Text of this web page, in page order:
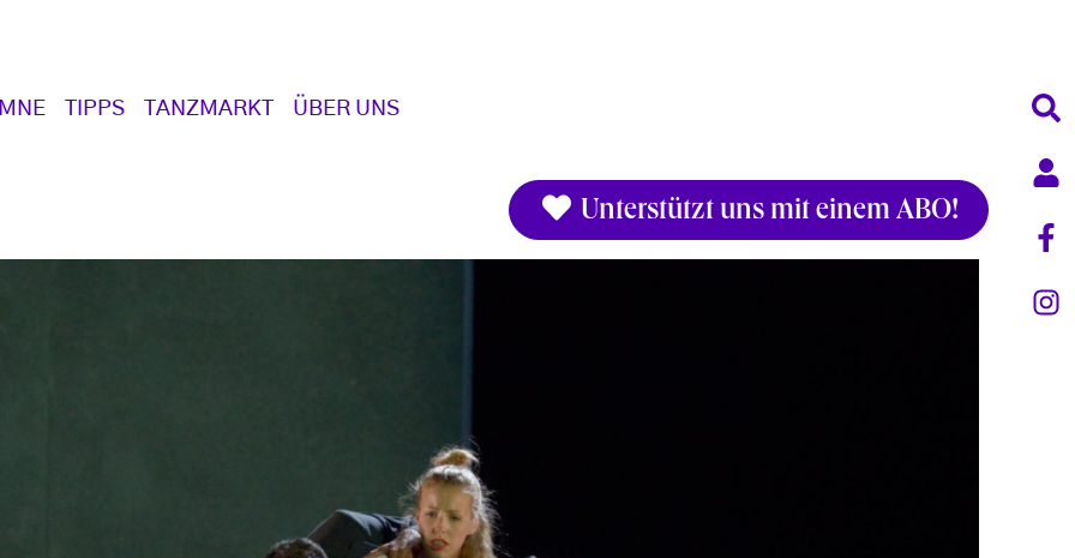
TIPPS TANZMARKT ÜBER UNS
Unterstützt uns mit einem ABO!